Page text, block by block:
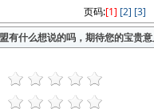
页码:[1] [2] [3]
有什么想说的吗，期待您的宝贵